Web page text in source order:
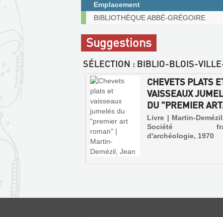
Exemplaires
communicables
sur
place
Emplacement
BIBLIOTHÈQUE ABBÉ-GRÉGOIRE
Suggestions
SÉLECTION : BIBLIO-BLOIS-
CHEVETS PLATS
VAISSEAUX
DU "PREMIER
Livre | Martin-
Société
d'archéologie, 1970